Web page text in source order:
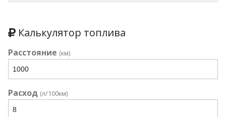
Калькулятор топлива
Расстояние (км)
Расход (л/100км)